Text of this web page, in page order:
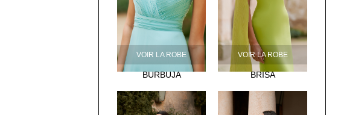
VOIR LA ROBE
BURBUJA
VOIR LA ROBE
BRISA